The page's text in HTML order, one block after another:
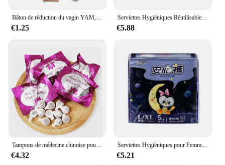
Bâton de réduction du vagin YAM, anciers de rétrécissement féminin, anciers d'hygiène étroit, resserrement du vagin, B2Y3
€1.25
Serviettes Hygiéniques Réutilisables Lavables en Charbon de Bambou, Coussinets Menstruels pour Flux Régulier, Produit d'Hygiène Féminine, 5 Pièces/Lot
€5.88
Tampons de médecine chinoise pour femmes, 10 pièces, Tampon d'hygiène pour femmes, décharge de toxines, coussin de gymnastique, belle vie
€4.32
Serviettes Hygiéniques pour Femme, Produit d'Hygiène pour Menstruations Mensuelles 03/Féminin, Poulet, Pantalon, Soins du Vagin, Usage Nocturne
€5.21